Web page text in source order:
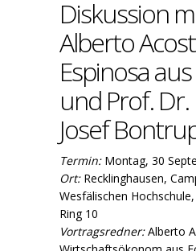
Diskussion
Alberto
Espinosa
und Prof. Dr.
Josef
Termin:Montag, 30
Ort:Recklinghausen,
Wesfälischen
Ring 10
Vortragsredner:Alberto